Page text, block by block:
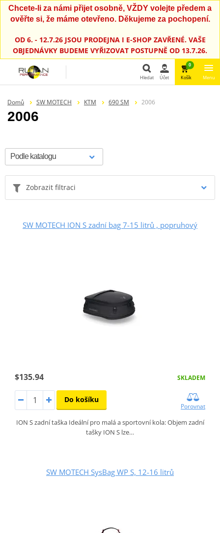
Chcete-li za námi přijet osobně, VŽDY volejte předem a
ověřte si, že máme otevřeno. Děkujeme za pochopení.
OD 6. - 12.7.26 JSOU PRODEJNA I E-SHOP ZAVŘENÉ. VAŠE
OBJEDNÁVKY BUDEME VYŘIZOVAT POSTUPNĚ OD 13.7.26.
Hledat Účet
0
Košík Menu
Domů SW MOTECH KTM 690 SM 2006
2006
Zobrazit filtraci
SW MOTECH ION S zadní bag 7-15 litrů , popruhový
$135.94 SKLADEM
Do košíku
Porovnat
ION S zadní taška Ideální pro malá a sportovní kola: Objem zadní
tašky ION S lze…
SW MOTECH SysBag WP S, 12-16 litrů